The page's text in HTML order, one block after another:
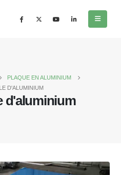
PLAQUE EN ALUMINIUM
D'ALUMINIUM
d'aluminium